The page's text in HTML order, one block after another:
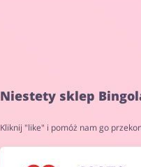
Niestety sklep
Kliknij "like" i pomóż nam go